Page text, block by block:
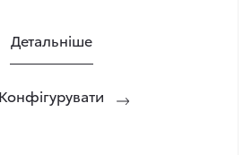
Детальніше
Конфігурувати